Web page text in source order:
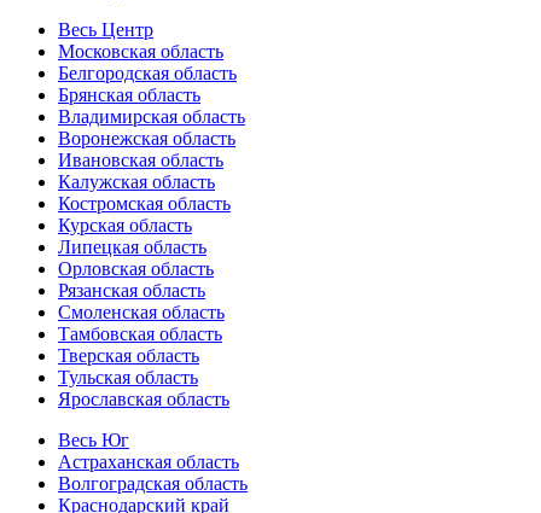
Весь Центр
Московская область
Белгородская область
Брянская область
Владимирская область
Воронежская область
Ивановская область
Калужская область
Костромская область
Курская область
Липецкая область
Орловская область
Рязанская область
Смоленская область
Тамбовская область
Тверская область
Тульская область
Ярославская область
Весь Юг
Астраханская область
Волгоградская область
Краснодарский край